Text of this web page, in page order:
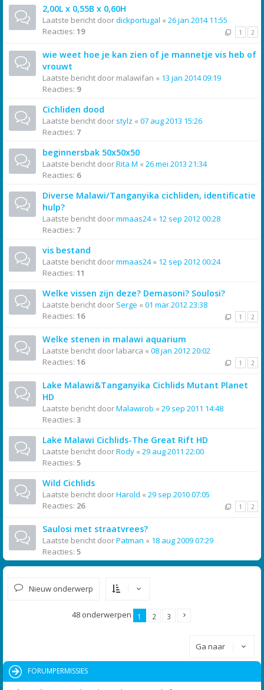
2,00L x 0,55B x 0,60H
Laatste bericht doordickportugal « 26 jan 2014 11:55
Reacties: 19 1 2
wie weet hoe je kan zien of je mannetje vis heb of
vrouwt
Laatste bericht door malawifan « 13 jan 2014 09:19
Reacties: 9
Cichliden dood
Laatste bericht door stylz « 07 aug 2013 15:26
Reacties: 7
beginnersbak 50x50x50
Laatste bericht doorRita M « 26 mei 2013 21:34
Reacties: 6
Diverse Malawi/Tanganyika cichliden, identificatie
hulp?
Laatste bericht doormmaas24« 12 sep 2012 00:28
Reacties: 7
vis bestand
Laatste bericht doormmaas24« 12 sep 2012 00:24
Reacties: 11
Welke vissen zijn deze? Demasoni? Soulosi?
Laatste bericht door Serge « 01 mar 2012 23:38
Reacties: 16 1 2
Welke stenen in malawi aquarium
Laatste bericht door labarca « 08 jan 2012 20:02
Reacties: 16 1 2
Lake Malawi&Tanganyika Cichlids Mutant Planet
HD
Laatste bericht doorMalawirob « 29 sep 2011 14:48
Reacties: 3
Lake Malawi Cichlids-The Great Rift HD
Laatste bericht doorRody « 29 aug 2011 22:00
Reacties: 5
Wild Cichlids
Laatste bericht doorHarold « 29 sep 2010 07:05
Reacties: 26 1 2
Saulosi met straatvrees?
Laatste bericht doorPatman « 18 aug 2009 07:29
Reacties: 5
Nieuw onderwerp
48 onderwerpen 1 2 3
Ga naar
FORUMPERMISSIES